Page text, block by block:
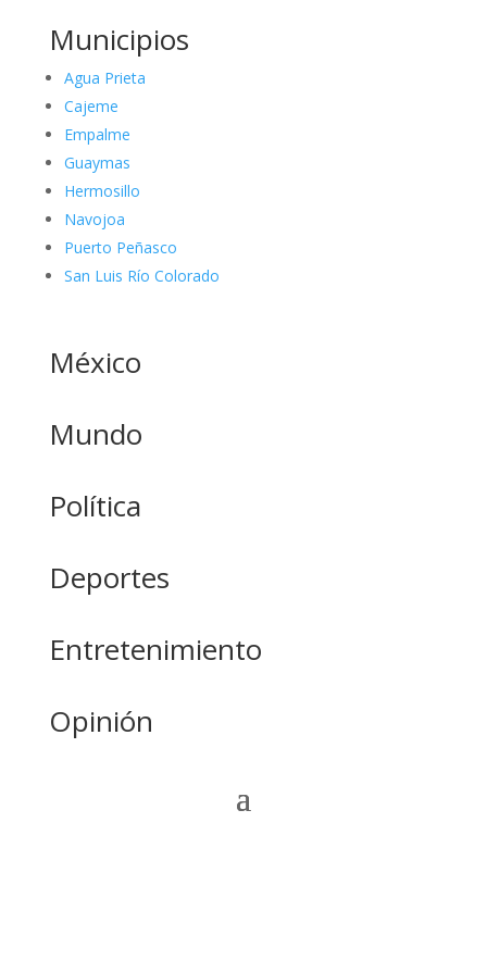
Municipios
Agua Prieta
Cajeme
Empalme
Guaymas
Hermosillo
Navojoa
Puerto Peñasco
San Luis Río Colorado
México
Mundo
Política
Deportes
Entretenimiento
Opinión